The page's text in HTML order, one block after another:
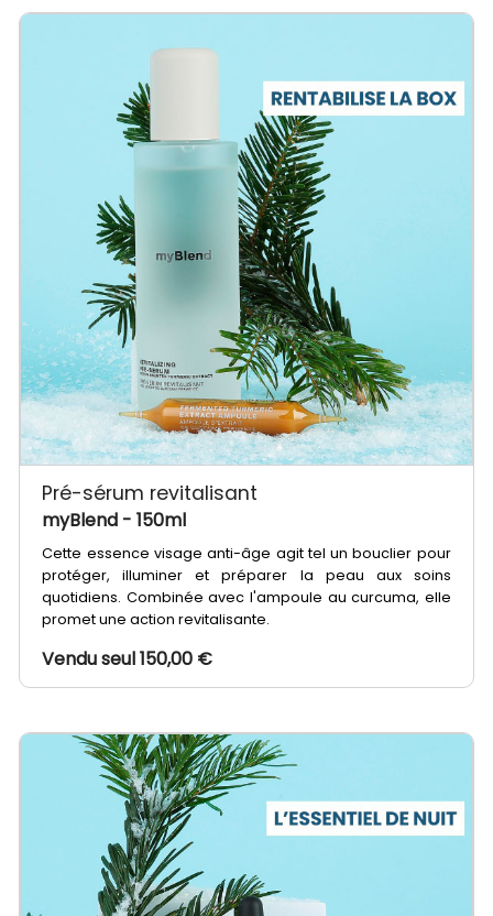
Pré-sérum revitalisant
myBlend - 150ml
Cette essence visage anti-âge agit tel un bouclier pour
protéger, illuminer et préparer la peau aux soins
quotidiens. Combinée avec l'ampoule au curcuma, elle
promet une action revitalisante.
Vendu seul 150,00 €